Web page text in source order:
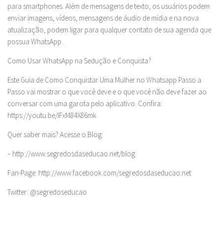
para smartphones. Além de mensagens de texto, os usuários podem
enviar imagens, vídeos, mensagens de áudio de mídia e na nova
atualização, podem ligar para qualquer contato de sua agenda que
possua WhatsApp .
Como Usar WhatsApp na Sedução e Conquista?
Este Guia de Como Conquistar Uma Mulher no Whatsapp Passo a
Passo vai mostrar o que você deve e o que você não deve fazer ao
conversar com uma garota pelo aplicativo. Confira:
https://youtu.be/lFxM84X86mk
Quer saber mais? Acesse o Blog:
– http://www.segredosdaseducao.net/blog
Fan-Page: http://www.facebook.com/segredosdaseducao.net
Twitter: @segredoseducao